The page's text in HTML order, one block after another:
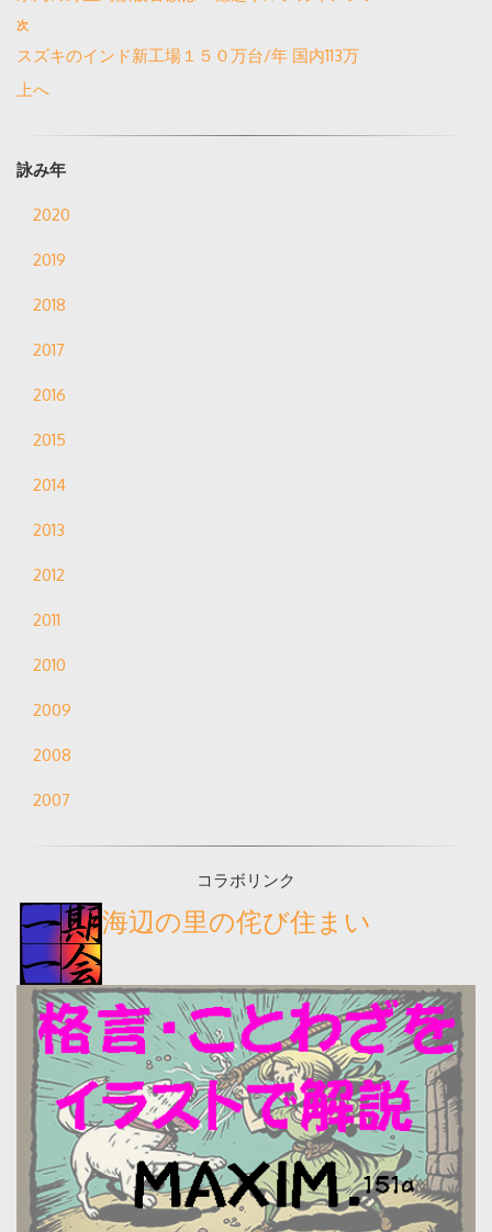
次
スズキのインド新工場１５０万台/年 国内113万
上へ
詠み年
2020
2019
2018
2017
2016
2015
2014
2013
2012
2011
2010
2009
2008
2007
コラボリンク
海辺の里の侘び住まい